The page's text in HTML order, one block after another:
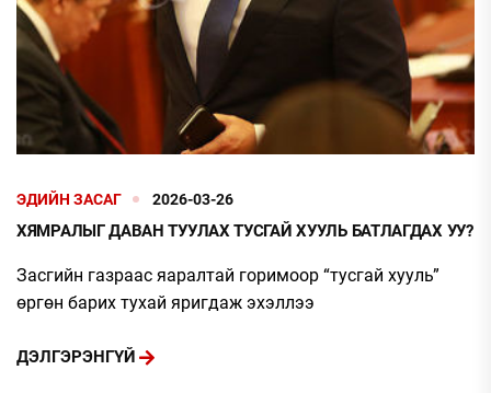
ЭДИЙН ЗАСАГ 2026-03-26
ХЯМРАЛЫГ ДАВАН ТУУЛАХ ТУСГАЙ ХУУЛЬ БАТЛАГДАХ УУ?
Засгийн газраас яаралтай горимоор “тусгай хууль”
өргөн барих тухай яригдаж эхэллээ
ДЭЛГЭРЭНГҮЙ